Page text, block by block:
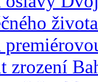
života
zrození